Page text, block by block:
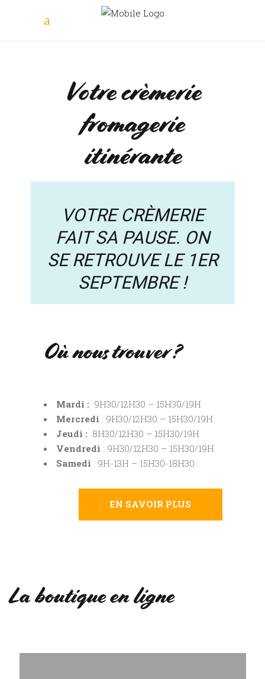
Votre crèmerie
fromagerie
itinérante
VOTRE CRÈMERIE
FAIT SA PAUSE. ON
SE RETROUVE LE 1ER
SEPTEMBRE !
Où nous trouver ?
Mardi : 9H30/12H30 – 15H30/19H
Mercredi : 9H30/12H30 – 15H30/19H
Jeudi : 8H30/12H30 – 15H30/19H
Vendredi : 9H30/12H30 – 15H30/19H
Samedi : 9H-13H – 15H30-18H30
EN SAVOIR PLUS
La boutique en ligne